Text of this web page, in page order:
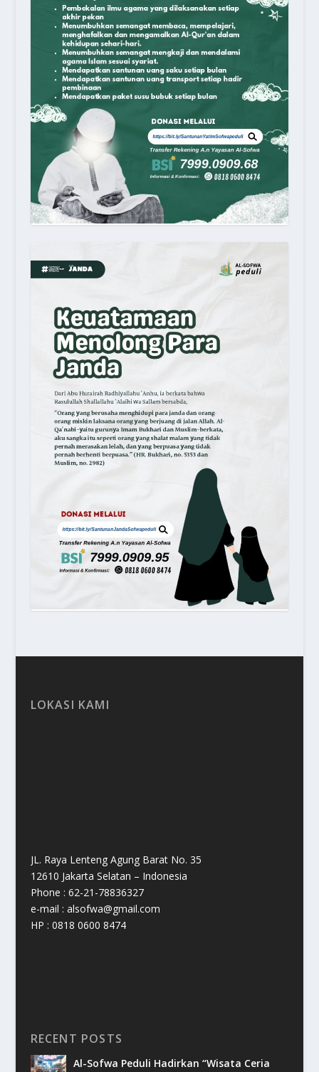
LOKASI KAMI
JL. Raya Lenteng Agung Barat No. 35
12610 Jakarta Selatan – Indonesia
Phone : 62-21-78836327
e-mail : alsofwa@gmail.com
HP : 0818 0600 8474
RECENT POSTS
Al-Sofwa Peduli Hadirkan “Wisata Ceria